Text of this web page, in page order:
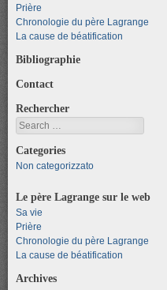
Prière
Chronologie du père Lagrange
La cause de béatification
Bibliographie
Contact
Rechercher
Search
Categories
Non categorizzato
Le père Lagrange sur le web
Sa vie
Prière
Chronologie du père Lagrange
La cause de béatification
Archives